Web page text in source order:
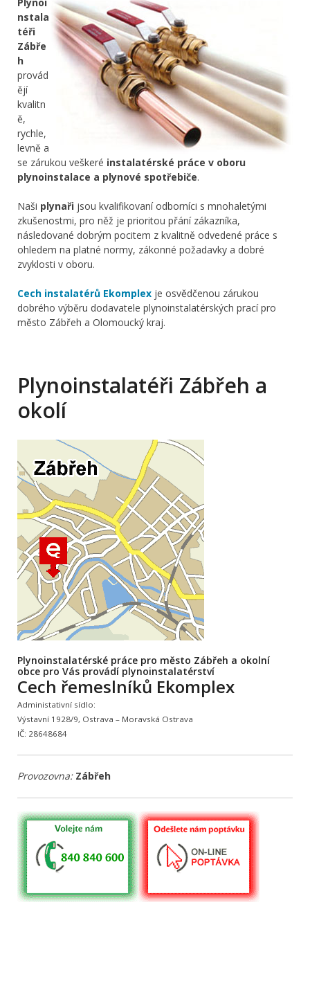
nstala
téři
Zábře
h
provád
ějí
kvalitn
ě,
rychle,
levně a
se zárukou veškeré instalatérské práce v oboru
plynoinstalace a plynové spotřebiče.
Naši plynaři jsou kvalifikovaní odborníci s mnohaletými
zkušenostmi, pro něž je prioritou přání zákazníka,
následované dobrým pocitem z kvalitně odvedené práce s
ohledem na platné normy, zákonné požadavky a dobré
zvyklosti v oboru.
Cech instalatérů Ekomplex je osvědčenou zárukou
dobrého výběru dodavatele plynoinstalatérských prací pro
město Zábřeh a Olomoucký kraj.
Plynoinstalatéři Zábřeh a
okolí
Plynoinstalatérské práce pro město Zábřeh a okolní
obce pro Vás provádí plynoinstalatérství
Cech řemeslníků Ekomplex
Administativní sídlo:
Výstavní 1928/9, Ostrava – Moravská Ostrava
IČ: 28648684
Provozovna: Zábřeh